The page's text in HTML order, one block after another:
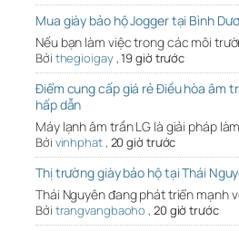
Mua giày bảo hộ Jogger tại Bình
Nếu bạn làm việc trong các môi
Bởi thegioigay,19 giờ trước
Điểm cung cấp giá rẻ Điều hòa âm
hấp dẫn
Máy lạnh âm trần LG là giải pháp
Bởi vinhphat, 20 giờ trước
Thị trường giày bảo hộ tại Thái
Thái Nguyên đang phát triển mạnh
Bởi trangvangbaoho , 20 giờ trước